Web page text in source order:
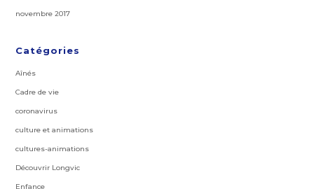
novembre 2017
Catégories
Aînés
Cadre de vie
coronavirus
culture et animations
cultures-animations
Découvrir Longvic
Enfance